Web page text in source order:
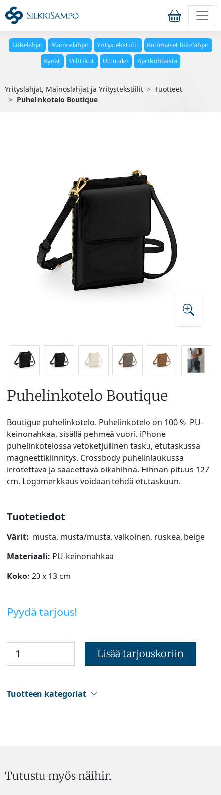
Liikelahjat Mainoslahjat Yritystekstiilit Kotimaiset liikelahjat
Kynät Tulitikut Uutuudet Ajankohtaista
Yrityslahjat, Mainoslahjat ja Yritystekstiilit
Tuotteet
Puhelinkotelo Boutique
Puhelinkotelo Boutique
Boutigue puhelinkotelo. Puhelinkotelo on 100 % PU-
keinonahkaa, sisällä pehmeä vuori. iPhone
puhelinkotelossa vetoketjullinen tasku, etutaskussa
magneettikiinnitys. Crossbody puhelinlaukussa
irrotettava ja säädettävä olkahihna. Hihnan pituus 127
cm. Logomerkkaus voidaan tehdä etutaskuun.
Tuotetiedot
Värit: musta, musta/musta, valkoinen, ruskea, beige
Materiaali: PU-keinonahkaa
Koko: 20 x 13 cm
Pyydä tarjous!
Lisää tarjouskoriin
Tuotteen kategoriat
Tutustu myös näihin